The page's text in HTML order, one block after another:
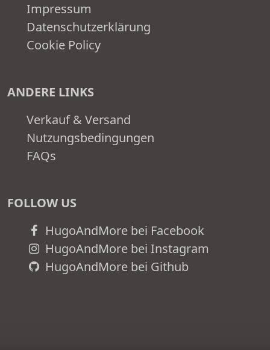
Impressum
Datenschutzerklärung
Cookie Policy
ANDERE LINKS
Verkauf & Versand
Nutzungsbedingungen
FAQs
FOLLOW US
HugoAndMore bei Facebook
HugoAndMore bei Instagram
HugoAndMore bei Github